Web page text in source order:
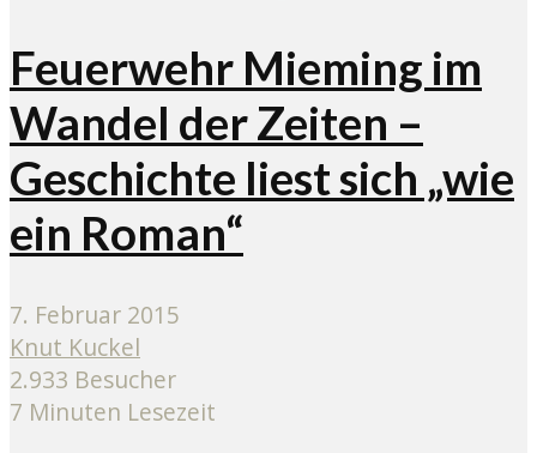
Feuerwehr Mieming im
Wandel der Zeiten –
Geschichte liest sich „wie
ein Roman“
7. Februar 2015
Knut Kuckel
2.933 Besucher
7 Minuten Lesezeit